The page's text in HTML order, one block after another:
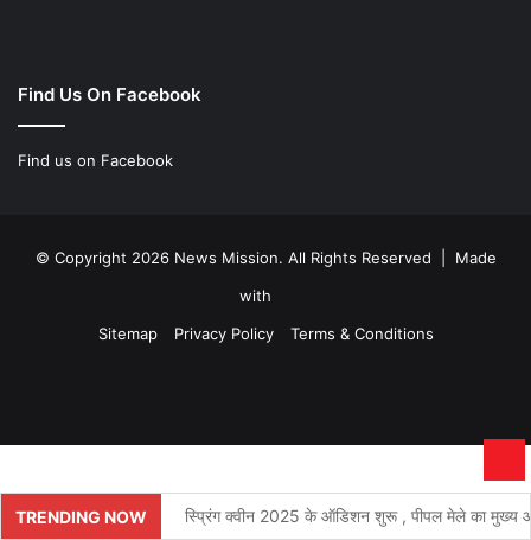
Find Us On Facebook
Find us on Facebook
© Copyright 2026 News Mission. All Rights Reserved | Made
with
Sitemap
Privacy Policy Terms & Conditions
TRENDING NOW स्प्रिंग क्वीन 2025 के ऑडिशन शुरू , पीपल मेले का मुख्य